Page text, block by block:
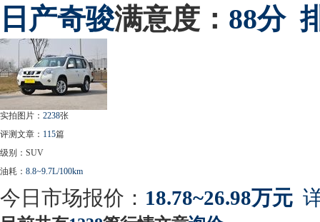
日产奇骏满意度： 88分
实拍图片： 2238张
评测文章： 115篇
级别：SUV
油耗： 8.8~9.7L/100km
今日市场报价： 18.78~26.98万元